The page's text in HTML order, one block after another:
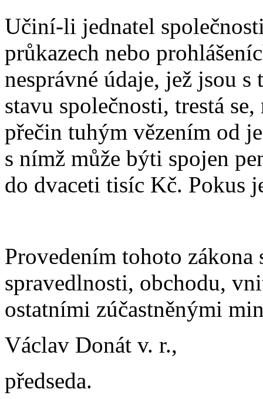
Učiní-li jednatel
průkazech nebo
nesprávné údaje, jež jsou
stavu společnosti, trestá
přečin tuhým vězením od
s nímž může býti spojen
do dvaceti tisíc Kč. Pokus
Provedením tohoto
spravedlnosti, obchodu,
ostatními zúčastněnými
Václav Donát v. r.,
předseda.